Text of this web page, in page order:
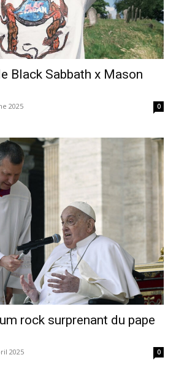
Black Sabbath x Mason
2025 0
rock surprenant du pape
2025 0